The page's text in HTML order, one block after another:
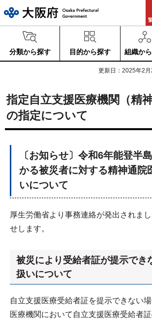
分類から探す 目的から探す 組織か
更新日：2025年2月
指定自立支援医療機関（精
の指定について
〔お知らせ〕令和6年能登半
かる被災者に対する精神通院
いについて
厚生労働省より事務連絡が発出されま
せします。
被災により受給者証が提示でき
扱いについて
自立支援医療受給者証を提示できない場
医療機関において自立支援医療受給者